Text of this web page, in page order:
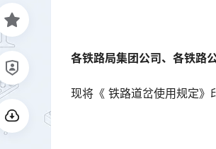
各铁路局集团公司、各铁路
现将《 铁路道岔使用规定》